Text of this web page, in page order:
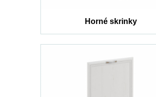
Horné skrinky